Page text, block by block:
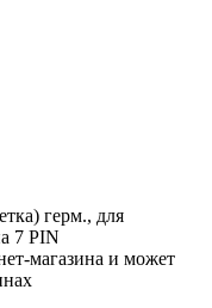
герм., для
7 PIN
магазина и может